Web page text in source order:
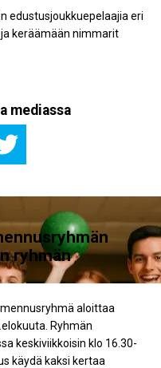
edustusjoukkuepelaajia eri
keräämään nimmarit
mediassa
ryhmän
aloittaa
Ryhmän
keskiviikkoisin klo 16.30-
käydä kaksi kertaa